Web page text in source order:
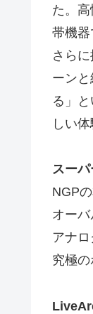
た。
帯機
さら
ーン
る」
しい
スー
NGP
オー
アナ
究極